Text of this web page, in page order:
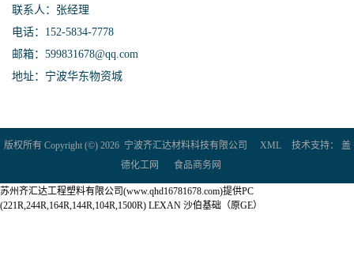
联系人：张经理
电话：152-5834-7778
邮箱：599831678@qq.com
地址：宁波华东物资城
版权所有 Copyright (©) 2026 宁波齐汇达材料科技有限公司 XML 技术支持：
盖
德化工网
食品商务网
苏州齐汇达工程塑料有限公司(www.qhd16781678.com)提供PC
(221R,244R,164R,144R,104R,1500R) LEXAN 沙伯基础（原GE）